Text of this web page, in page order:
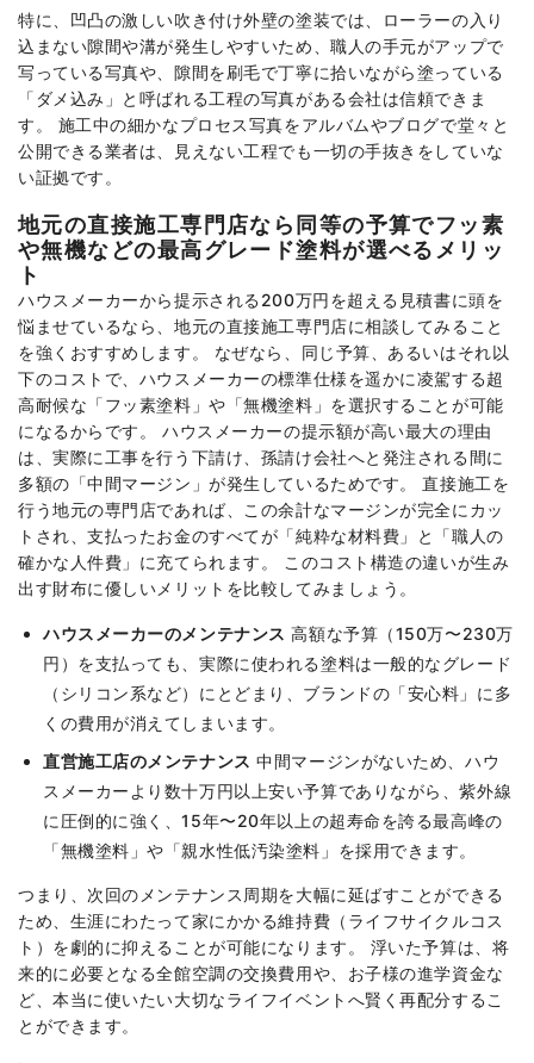
特に、凹凸の激しい吹き付け外壁の塗装では、ローラーの入り
込まない隙間や溝が発生しやすいため、職人の手元がアップで
写っている写真や、隙間を刷毛で丁寧に拾いながら塗っている
「ダメ込み」と呼ばれる工程の写真がある会社は信頼できま
す。 施工中の細かなプロセス写真をアルバムやブログで堂々と
公開できる業者は、見えない工程でも一切の手抜きをしていな
い証拠です。
地元の直接施工専門店なら同等の予算でフッ素
や無機などの最高グレード塗料が選べるメリッ
ト
ハウスメーカーから提示される200万円を超える見積書に頭を
悩ませているなら、地元の直接施工専門店に相談してみること
を強くおすすめします。 なぜなら、同じ予算、あるいはそれ以
下のコストで、ハウスメーカーの標準仕様を遥かに凌駕する超
高耐候な「フッ素塗料」や「無機塗料」を選択することが可能
になるからです。 ハウスメーカーの提示額が高い最大の理由
は、実際に工事を行う下請け、孫請け会社へと発注される間に
多額の「中間マージン」が発生しているためです。 直接施工を
行う地元の専門店であれば、この余計なマージンが完全にカッ
トされ、支払ったお金のすべてが「純粋な材料費」と「職人の
確かな人件費」に充てられます。 このコスト構造の違いが生み
出す財布に優しいメリットを比較してみましょう。
ハウスメーカーのメンテナンス 高額な予算（150万〜230万
円）を支払っても、実際に使われる塗料は一般的なグレード
（シリコン系など）にとどまり、ブランドの「安心料」に多
くの費用が消えてしまいます。
直営施工店のメンテナンス 中間マージンがないため、ハウ
スメーカーより数十万円以上安い予算でありながら、紫外線
に圧倒的に強く、15年〜20年以上の超寿命を誇る最高峰の
「無機塗料」や「親水性低汚染塗料」を採用できます。
つまり、次回のメンテナンス周期を大幅に延ばすことができる
ため、生涯にわたって家にかかる維持費（ライフサイクルコス
ト）を劇的に抑えることが可能になります。 浮いた予算は、将
来的に必要となる全館空調の交換費用や、お子様の進学資金な
ど、本当に使いたい大切なライフイベントへ賢く再配分するこ
とができます。